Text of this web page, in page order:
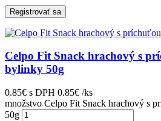
Registrovať sa
Celpo Fit Snack hrachový s
bylinky 50g
0.85€ s DPH 0.85€ /ks
množstvo Celpo Fit Snack hrachový s
50g